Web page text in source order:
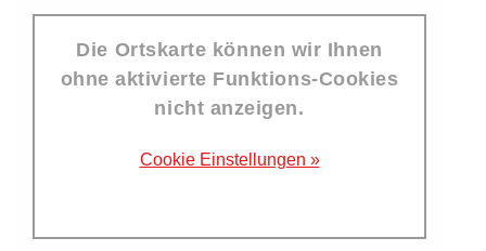
Die Ortskarte können wir Ihnen
ohne aktivierte Funktions-Cookies
nicht anzeigen.
Cookie Einstellungen »